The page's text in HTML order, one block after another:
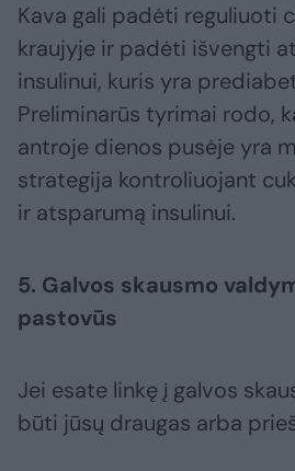
Kava gali padėti reguliuoti
kraujyje ir padėti išvengti
insulinui, kuris yra
Preliminarūs tyrimai rodo,
antroje dienos pusėje yra
strategija kontroliuojant
ir atsparumą insulinui.
5. Galvos skausmo
pastovūs
Jei esate linkę į galvos
būti jūsų draugas arba